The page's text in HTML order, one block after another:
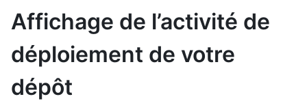
Affichage de l’activité de
déploiement de votre
dépôt